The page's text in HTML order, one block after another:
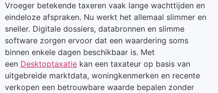
Vroeger betekende taxeren vaak lange wachttijden en
eindeloze afspraken. Nu werkt het allemaal slimmer en
sneller. Digitale dossiers, databronnen en slimme
software zorgen ervoor dat een waardering soms
binnen enkele dagen beschikbaar is. Met
een Desktoptaxatie kan een taxateur op basis van
uitgebreide marktdata, woningkenmerken en recente
verkopen een betrouwbare waarde bepalen zonder